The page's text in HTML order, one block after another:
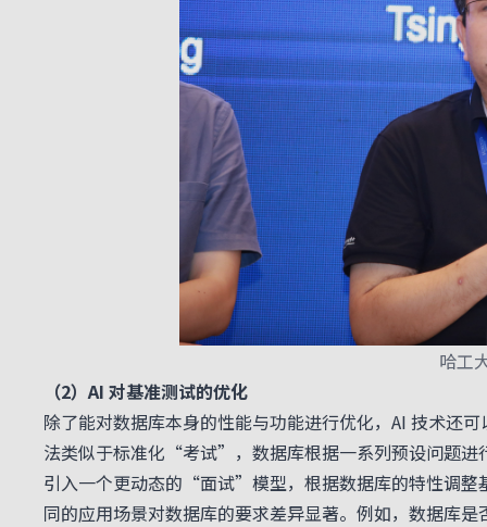
哈工
（2）AI 对基准测试的优化
除了能对数据库本身的性能与功能进行优化，AI 技术还
法类似于标准化“考试”，数据库根据一系列预设问题进
引入一个更动态的“面试”模型，根据数据库的特性调整
同的应用场景对数据库的要求差异显著。例如，数据库